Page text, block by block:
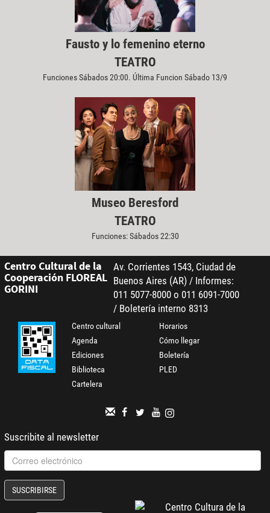
Fausto y lo femenino eterno
TEATRO
Funciones Sábados 20:00. Última Funcion Sábado 13/9
Museo Beresford
TEATRO
Funciones: Sábados 22:30
Centro Cultural de la
Cooperación FLOREAL
GORINI
Av. Corrientes 1543, Ciudad de
Buenos Aires (AR) / Informes:
011 5077-8000 o 011 6091-7000
/ Boletería interno 8313
Centro cultural
Agenda
Ediciones
Biblioteca
Cartelera
Horarios
Cómo llegar
Boletería
PLED
Suscribite al newsletter
SUSCRIBIRSE